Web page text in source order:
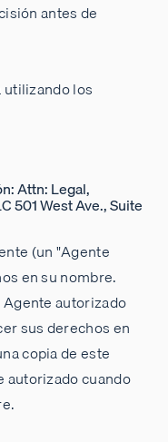
antes de
utilizando los
Attn: Legal,
501 West Ave., Suite
(un "Agente
en su nombre.
autorizado
sus derechos en
copia de este
autorizado cuando